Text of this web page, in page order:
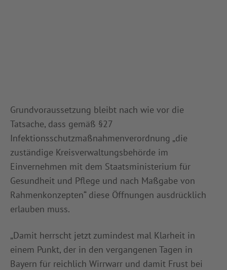
Grundvoraussetzung bleibt nach wie vor die
Tatsache, dass gemäß §27
Infektionsschutzmaßnahmenverordnung „die
zuständige Kreisverwaltungsbehörde im
Einvernehmen mit dem Staatsministerium für
Gesundheit und Pflege und nach Maßgabe von
Rahmenkonzepten“ diese Öffnungen ausdrücklich
erlauben muss.
„Damit herrscht jetzt zumindest mal Klarheit in
einem Punkt, der in den vergangenen Tagen in
Bayern für reichlich Wirrwarr und damit Frust bei